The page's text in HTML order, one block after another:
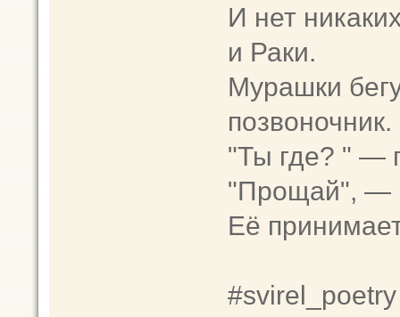
И нет
и Раки.
Мурашки
позвоночник.
"Ты где? " —
"Прощай", —
Её
#svirel_poetry